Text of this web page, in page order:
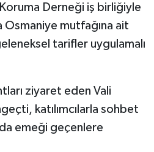
Derneği iş birliğiyle
Osmaniye mutfağına ait
tarifler uygulamalı
ziyaret eden Vali
katılımcılarla sohbet
emeği geçenlere